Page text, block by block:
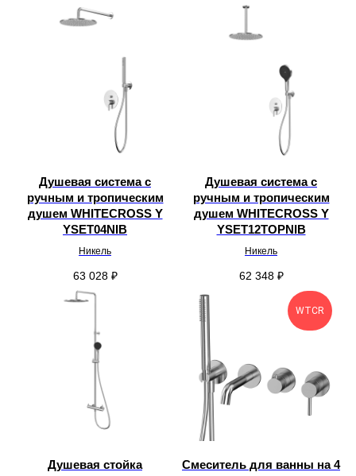
Душевая система с
ручным и тропическим
душем WHITECROSS Y
YSET04NIB
Никель
63 028 ₽
Душевая система с
ручным и тропическим
душем WHITECROSS Y
YSET12TOPNIB
Никель
62 348 ₽
Душевая стойка
WTCR
Смеситель для ванны на 4